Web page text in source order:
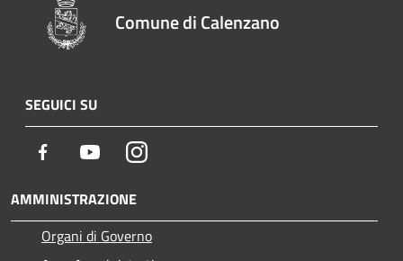
Comune di Calenzano
SEGUICI SU
Facebook YoutubeInstagram
AMMINISTRAZIONE
Organi di Governo